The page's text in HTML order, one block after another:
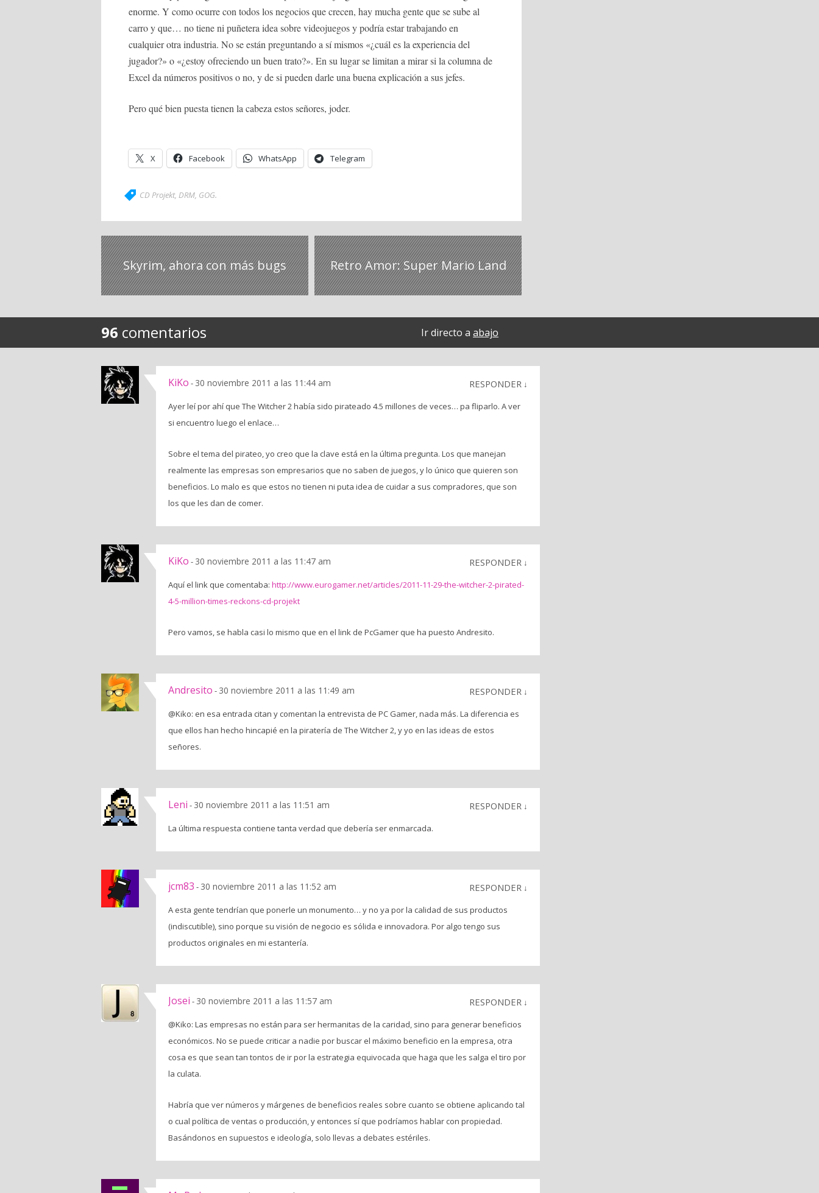
enorme. Y como ocurre con todos los negocios que crecen, hay mucha gente que se sube al
carro y que… no tiene ni puñetera idea sobre videojuegos y podría estar trabajando en
cualquier otra industria. No se están preguntando a sí mismos «¿cuál es la experiencia del
jugador?» o «¿estoy ofreciendo un buen trato?». En su lugar se limitan a mirar si la columna de
Excel da números positivos o no, y de si pueden darle una buena explicación a sus jefes.
Pero qué bien puesta tienen la cabeza estos señores, joder.
X Facebook WhatsApp Telegram
CD Projekt, DRM, GOG.
Skyrim, ahora con más bugs Retro Amor: Super Mario Land
96 comentarios Ir directo a abajo
KiKo - 30 noviembre 2011 a las 11:44 am RESPONDER ↓
Ayer leí por ahí que The Witcher 2 había sido pirateado 4.5 millones de veces… pa fliparlo. A ver
si encuentro luego el enlace…
Sobre el tema del pirateo, yo creo que la clave está en la última pregunta. Los que manejan
realmente las empresas son empresarios que no saben de juegos, y lo único que quieren son
beneficios. Lo malo es que estos no tienen ni puta idea de cuidar a sus compradores, que son
los que les dan de comer.
KiKo - 30 noviembre 2011 a las 11:47 am RESPONDER ↓
Aquí el link que comentaba: http://www.eurogamer.net/articles/2011-11-29-the-witcher-2-pirated-
4-5-million-times-reckons-cd-projekt
Pero vamos, se habla casi lo mismo que en el link de PcGamer que ha puesto Andresito.
Andresito - 30 noviembre 2011 a las 11:49 am RESPONDER ↓
@Kiko: en esa entrada citan y comentan la entrevista de PC Gamer, nada más. La diferencia es
que ellos han hecho hincapié en la piratería de The Witcher 2, y yo en las ideas de estos
señores.
Leni - 30 noviembre 2011 a las 11:51 am RESPONDER ↓
La última respuesta contiene tanta verdad que debería ser enmarcada.
jcm83 - 30 noviembre 2011 a las 11:52 am RESPONDER ↓
A esta gente tendrían que ponerle un monumento… y no ya por la calidad de sus productos
(indiscutible), sino porque su visión de negocio es sólida e innovadora. Por algo tengo sus
productos originales en mi estantería.
Josei - 30 noviembre 2011 a las 11:57 am RESPONDER ↓
@Kiko: Las empresas no están para ser hermanitas de la caridad, sino para generar beneficios
económicos. No se puede criticar a nadie por buscar el máximo beneficio en la empresa, otra
cosa es que sean tan tontos de ir por la estrategia equivocada que haga que les salga el tiro por
la culata.
Habría que ver números y márgenes de beneficios reales sobre cuanto se obtiene aplicando tal
o cual política de ventas o producción, y entonces sí que podríamos hablar con propiedad.
Basándonos en supuestos e ideología, solo llevas a debates estériles.